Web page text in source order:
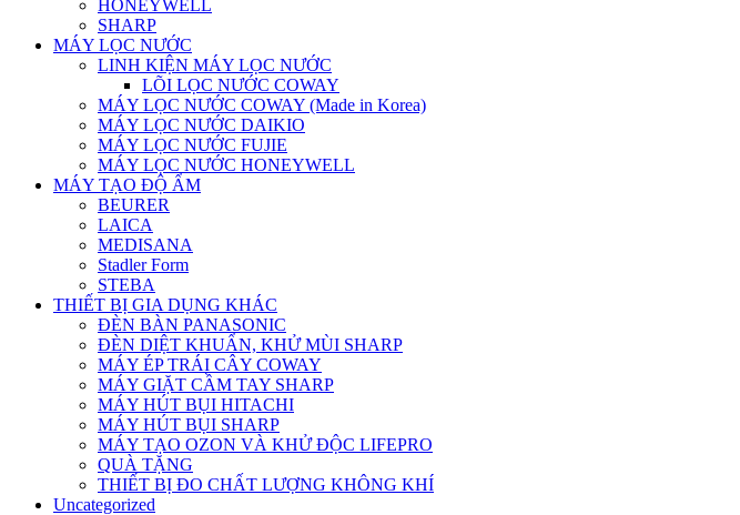
HONEYWELL
SHARP
MÁY LỌC NƯỚC
LINH KIỆN MÁY LỌC NƯỚC
LÕI LỌC NƯỚC COWAY
MÁY LỌC NƯỚC COWAY (Made in Korea)
MÁY LỌC NƯỚC DAIKIO
MÁY LỌC NƯỚC FUJIE
MÁY LỌC NƯỚC HONEYWELL
MÁY TẠO ĐỘ ẨM
BEURER
LAICA
MEDISANA
Stadler Form
STEBA
THIẾT BỊ GIA DỤNG KHÁC
ĐÈN BÀN PANASONIC
ĐÈN DIỆT KHUẨN, KHỬ MÙI SHARP
MÁY ÉP TRÁI CÂY COWAY
MÁY GIẶT CẦM TAY SHARP
MÁY HÚT BỤI HITACHI
MÁY HÚT BỤI SHARP
MÁY TẠO OZON VÀ KHỬ ĐỘC LIFEPRO
QUÀ TẶNG
THIẾT BỊ ĐO CHẤT LƯỢNG KHÔNG KHÍ
Uncategorized